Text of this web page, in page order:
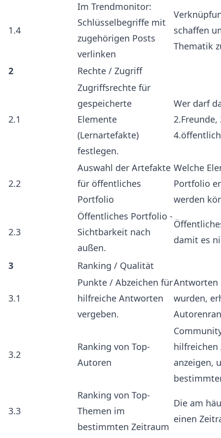
1.4
Im Trendmonitor:
Schlüsselbegriffe mit
zugehörigen Posts
verlinken
schaffen
Thematik
2 Rechte / Zugriff
2.1
Zugriffsrechte für
gespeicherte
Elemente
(Lernartefakte)
festlegen.
Wer darf
2.2
Auswahl der Artefakte
für öffentliches
Portfolio
Welche
Portfolio
werden
2.3
Öffentliches Portfolio -
Sichtbarkeit nach
außen.
damit es
3 Ranking / Qualität
3.1
Punkte / Abzeichen für
hilfreiche Antworten
vergeben.
Antworten
wurden,
3.2
Ranking von Top-
Autoren
hilfreichen
anzeigen,
3.3
Ranking von Top-
Themen im
bestimmten Zeitraum
Die am
einen